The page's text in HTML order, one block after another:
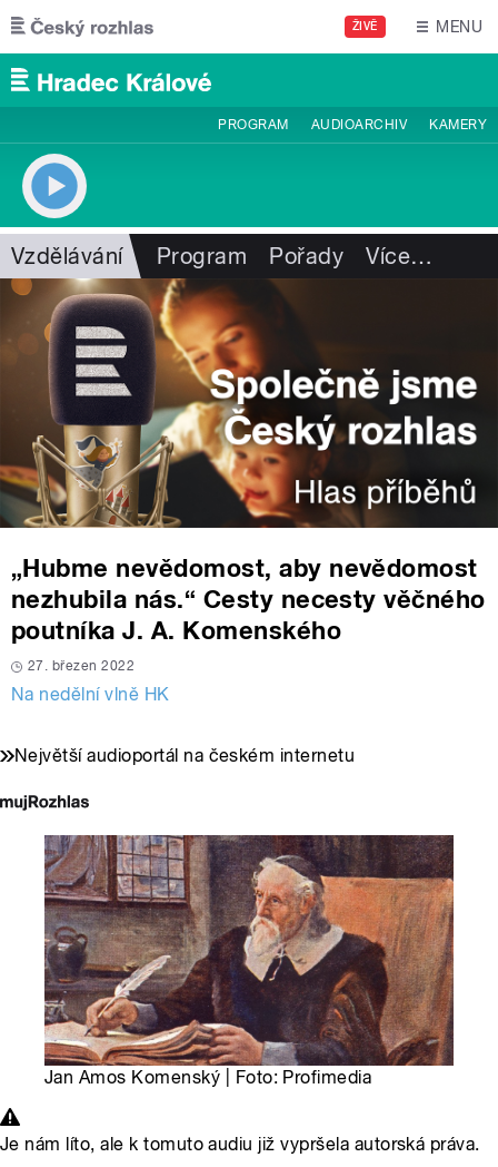
Přejít k hlavnímu obsahu
ŽIVĚ MENU
PROGRAM AUDIOARCHIV KAMERY
Vzdělávání Program Pořady Více…
„Hubme nevědomost, aby nevědomost
nezhubila nás.“ Cesty necesty věčného
poutníka J. A. Komenského
27. březen 2022
Na nedělní vlně HK
Největší audioportál na českém internetu
Jan Amos Komenský | Foto: Profimedia
Je nám líto, ale k tomuto audiu již vypršela autorská práva.